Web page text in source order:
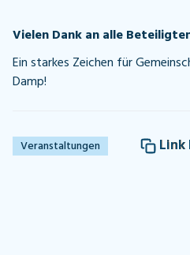
Vielen Dank an alle
Ein starkes Zeichen für
Damp!
Veranstaltungen